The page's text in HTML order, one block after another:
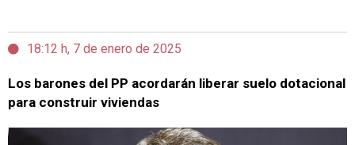
18:12 h, 7 de enero de 2025
Los barones del PP acordarán liberar suelo dotacional
para construir viviendas